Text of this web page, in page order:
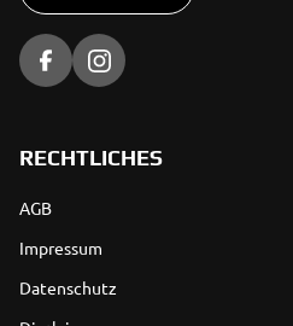
RECHTLICHES
AGB
Impressum
Datenschutz